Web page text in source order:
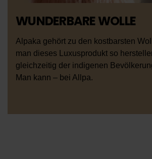
personalisieren, Funktionen für soziale
zu können und die Zugriffe auf unsere
analysieren. Außerdem geben wir
Verwendung unserer Website an
WUNDERBARE WOLLE
Alpaka gehört zu den kostbarsten
man dieses Luxusprodukt so
gleichzeitig der indigenen
Man kann – bei Allpa.